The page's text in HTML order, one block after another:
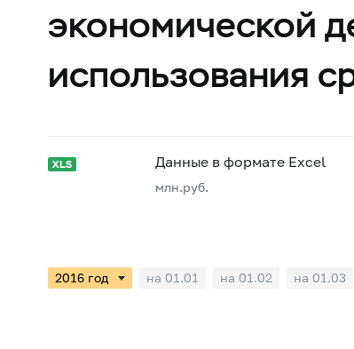
экономической
использования
Данные в формате Excel
млн.руб.
на 01.01 на 01.02 на 01.03